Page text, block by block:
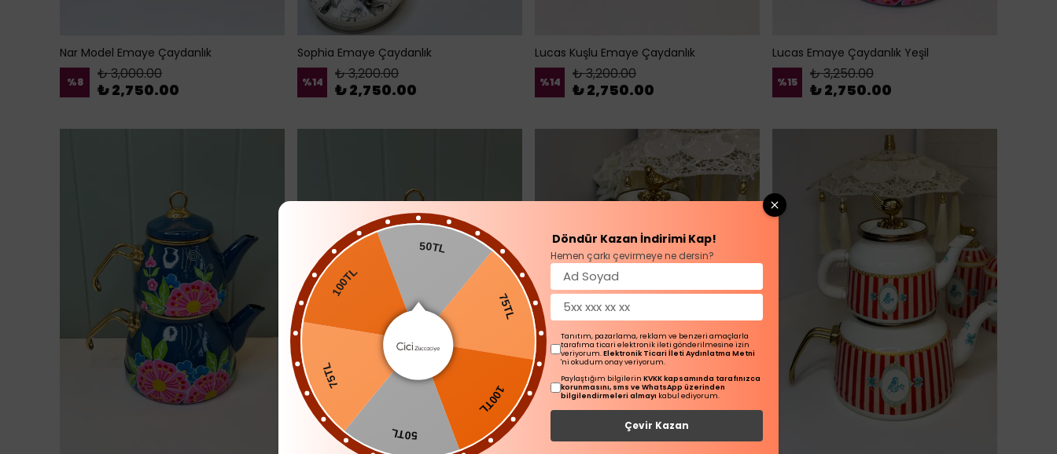
Nar Model Emaye Çaydanlık
%8 ₺ 3,000.00
₺ 2,750.00
Sophia Emaye Çaydanlık
%14 ₺ 3,200.00
₺ 2,750.00
Lucas Kuşlu Emaye Çaydanlık
%14 ₺ 3,200.00
₺ 2,750.00
Lucas Emaye Çaydanlık Yeşil
%15 ₺ 3,250.00
₺ 2,750.00
75TL
100TL
Döndür Kazan İndirimi Kap!
Hemen çarkı çevirmeye ne dersin?
Tanıtım, pazarlama, reklam ve benzeri amaçlarla
tarafıma ticari elektronik ileti gönderilmesine izin
veriyorum.Elektronik Ticari İleti Aydınlatma Metni
'ni okudum onay veriyorum.
Paylaştığım bilgilerin KVKK kapsamında tarafınızca
korunmasını, sms ve WhatsApp üzerinden
bilgilendirmeleri almayı kabul ediyorum.
Çevir Kazan